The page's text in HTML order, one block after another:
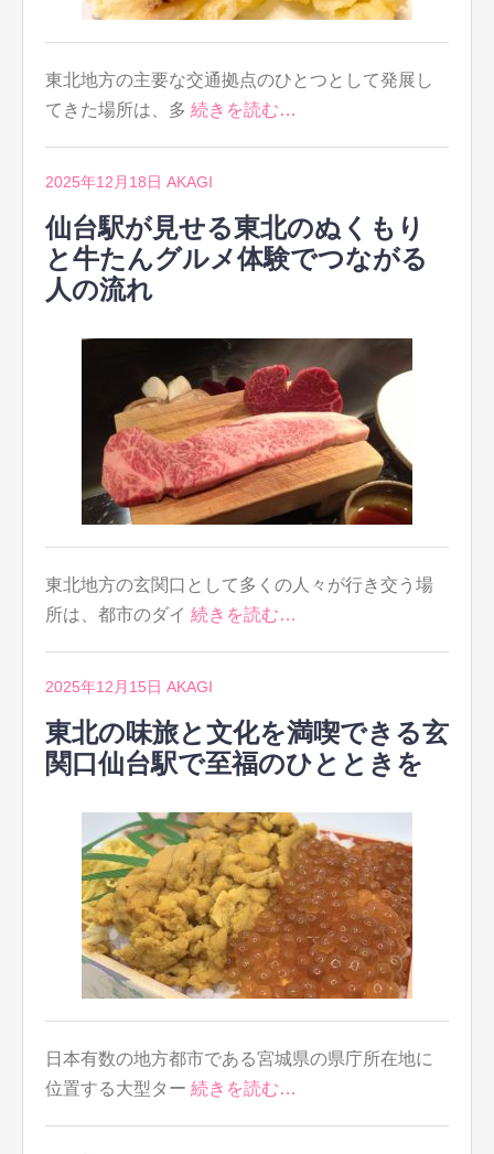
東北地方の主要な交通拠点のひとつとして発展し
てきた場所は、多 続きを読む…
2025年12月18日 AKAGI
仙台駅が見せる東北のぬくもり
と牛たんグルメ体験でつながる
人の流れ
東北地方の玄関口として多くの人々が行き交う場
所は、都市のダイ 続きを読む…
2025年12月15日 AKAGI
東北の味旅と文化を満喫できる玄
関口仙台駅で至福のひとときを
日本有数の地方都市である宮城県の県庁所在地に
位置する大型ター 続きを読む…